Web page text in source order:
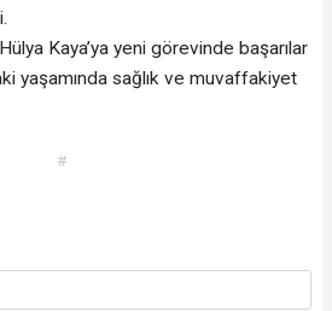
Kaya’ya yeni görevinde başarılar
yaşamında sağlık ve muvaffakiyet
#